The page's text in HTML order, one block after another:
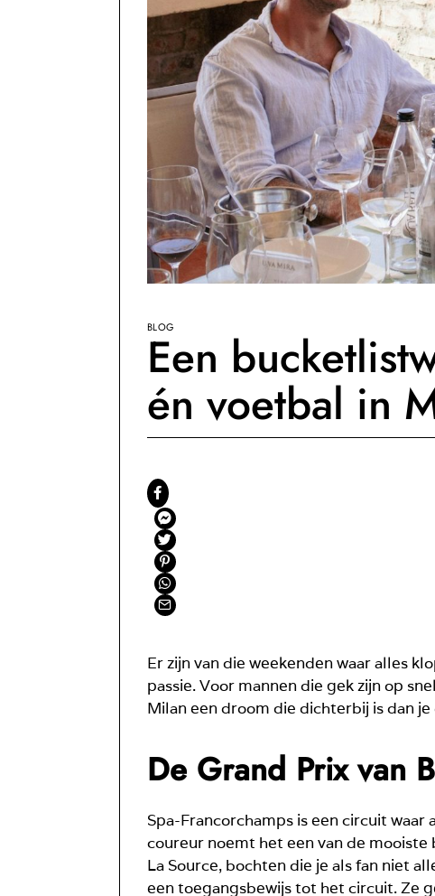
BLOG
Een
én voetbal in
Er zijn van die weekenden waar alles
passie. Voor mannen die gek zijn op
Milan een droom die dichterbij is dan
De Grand Prix van
Spa-Francorchamps is een circuit
coureur noemt het een van de mooiste
La Source, bochten die je als fan niet
een toegangsbewijs tot het circuit. Ze